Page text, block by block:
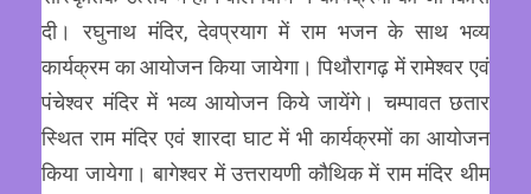
दी। रघुनाथ मंदिर, देवप्रयाग में राम भजन के साथ भव्य
कार्यक्रम का आयोजन किया जायेगा। पिथौरागढ़ में रामेश्वर एवं
पंचेश्वर मंदिर में भव्य आयोजन किये जायेंगे। चम्पावत छतार
स्थित राम मंदिर एवं शारदा घाट में भी कार्यक्रमों का आयोजन
किया जायेगा। बागेश्वर में उत्तरायणी कौथिक में राम मंदिर थीम